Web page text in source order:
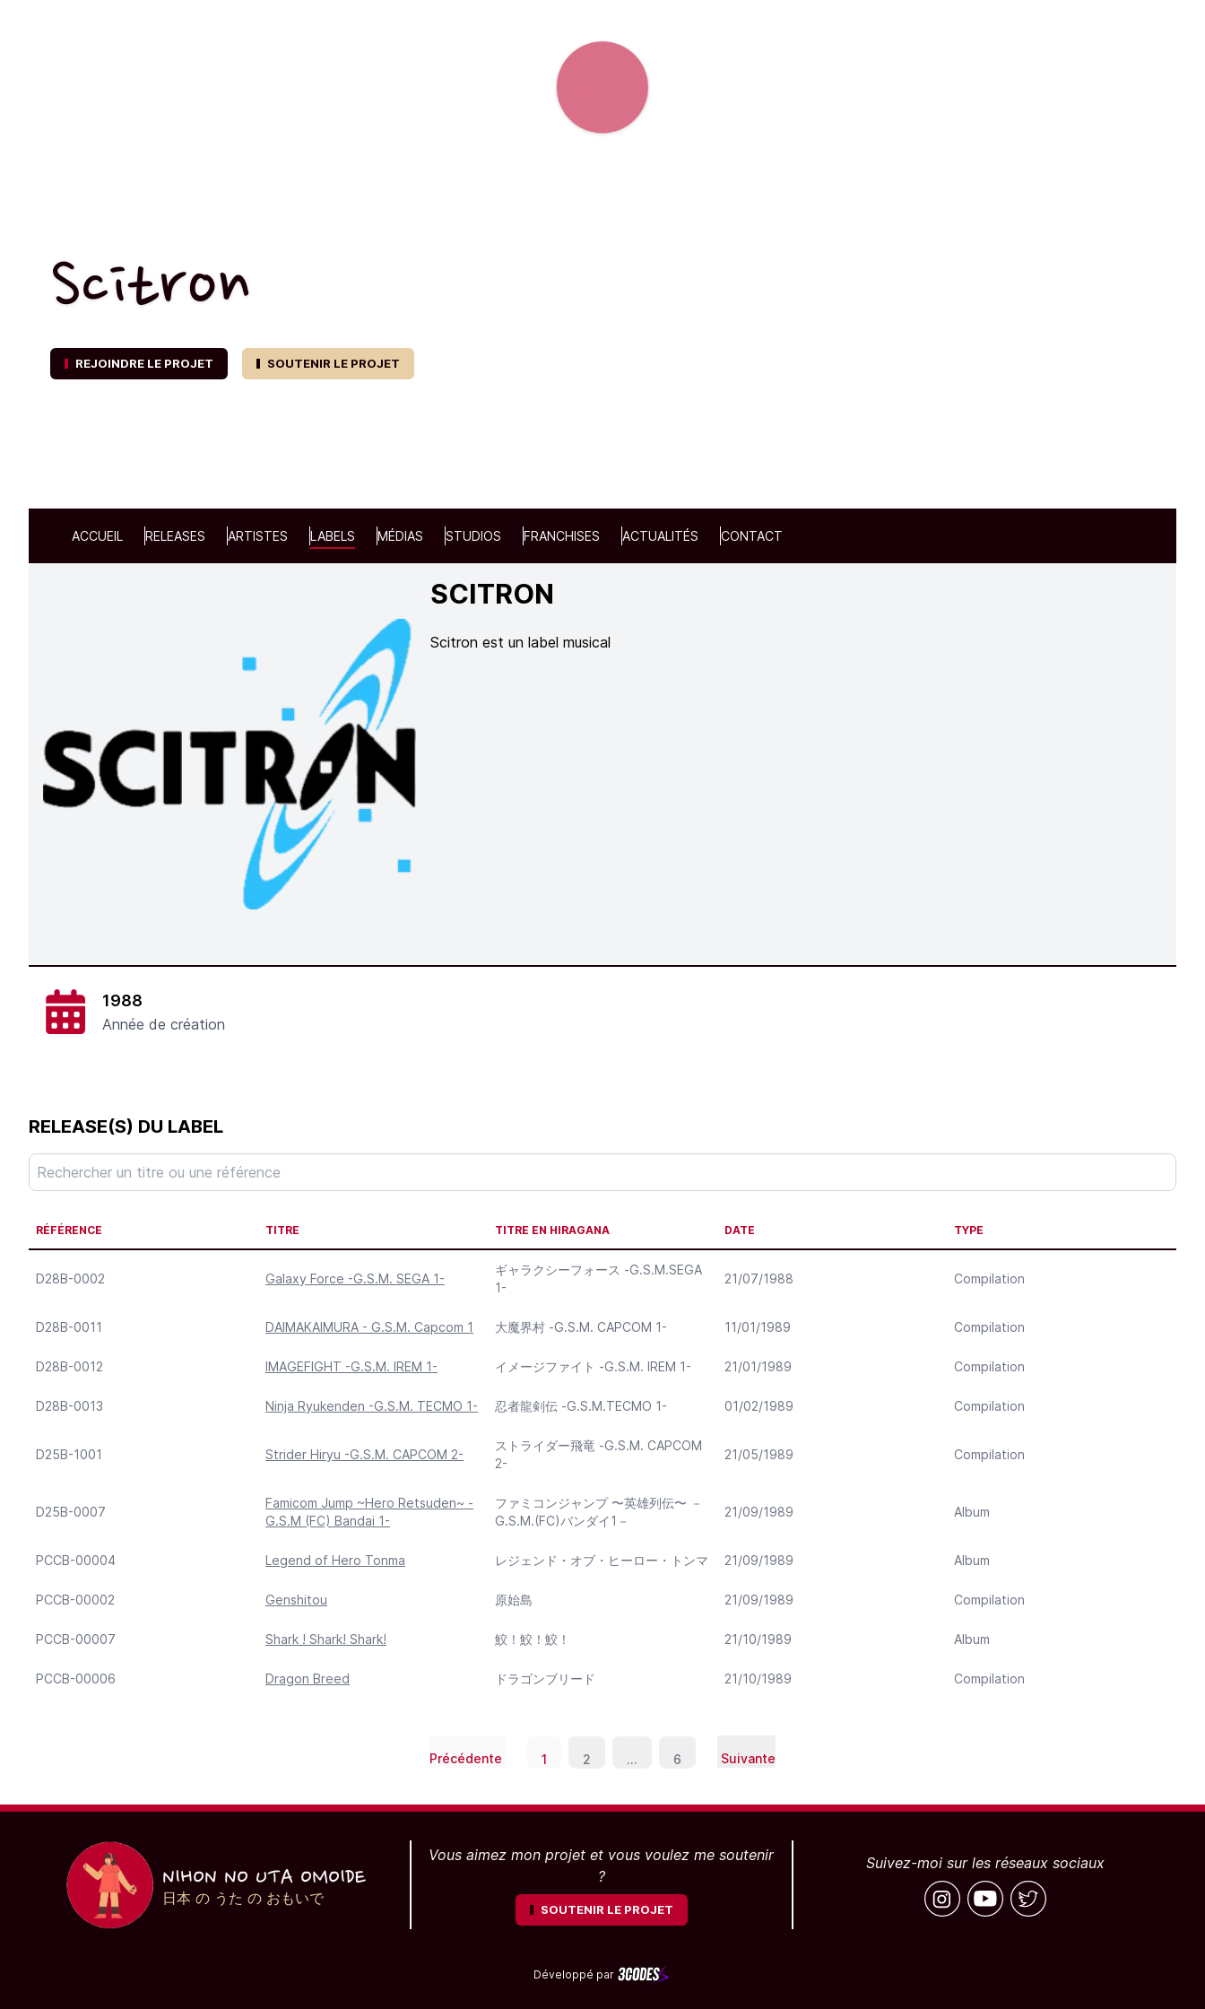
Scitron
REJOINDRE LE PROJET SOUTENIR LE PROJET
ACCUEIL RELEASES ARTISTES LABELS MÉDIAS STUDIOS FRANCHISES ACTUALITÉS CONTACT
SCITRON
Scitron est un label musical
1988
Année de création
RELEASE(S) DU LABEL
RÉFÉRENCE TITRE TITRE EN HIRAGANA DATE TYPE
D28B-0002 Galaxy Force -G.S.M. SEGA 1-
ギャラクシーフォース -G.S.M.SEGA
1-
21/07/1988 Compilation
D28B-0011 DAIMAKAIMURA - G.S.M. Capcom 1 大魔界村 -G.S.M. CAPCOM 1- 11/01/1989 Compilation
D28B-0012 IMAGEFIGHT -G.S.M. IREM 1- イメージファイト -G.S.M. IREM 1- 21/01/1989 Compilation
D28B-0013 Ninja Ryukenden -G.S.M. TECMO 1- 忍者龍剣伝 -G.S.M.TECMO 1- 01/02/1989 Compilation
D25B-1001 Strider Hiryu -G.S.M. CAPCOM 2-
ストライダー飛竜 -G.S.M. CAPCOM
2-
21/05/1989 Compilation
D25B-0007
Famicom Jump ~Hero Retsuden~ -
G.S.M (FC) Bandai 1-
ファミコンジャンプ 〜英雄列伝〜 －
G.S.M.(FC)バンダイ1－
21/09/1989 Album
PCCB-00004 Legend of Hero Tonma レジェンド・オブ・ヒーロー・トンマ 21/09/1989 Album
PCCB-00002 Genshitou 原始島 21/09/1989 Compilation
PCCB-00007 Shark ! Shark! Shark! 鮫！鮫！鮫！ 21/10/1989 Album
PCCB-00006 Dragon Breed ドラゴンブリード 21/10/1989 Compilation
Précédente 1 2 ... 6 Suivante
NIHON NO UTA OMOIDE
日本 の うた の おもいで
Vous aimez mon projet et vous voulez me soutenir
?
SOUTENIR LE PROJET
Suivez-moi sur les réseaux sociaux
Développé par